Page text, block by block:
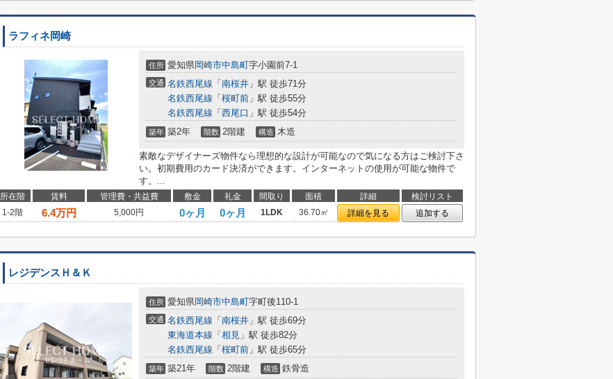
ラフィネ岡崎
住所 愛知県岡崎市中島町字小園前7-1
交通 名鉄西尾線 「 南桜井 」駅 徒歩71分
名鉄西尾線 「 桜町前 」駅 徒歩55分
名鉄西尾線 「 西尾口 」駅 徒歩54分
築年 築2年 階数 2階建 構造 木造
素敵なデザイナーズ物件なら理想的な設計が可能なので気になる方はご検討下さ
い。初期費用のカード決済ができます。インターネットの使用が可能な物件で
す。...
所在階 賃料 管理費・共益費 敷金 礼金 間取り 面積 詳細
検討リスト
1-2階
6.4万円 5,000円 0ヶ月 0ヶ月 1LDK 36.70㎡ 詳細を見る 追加する
レジデンスＨ＆Ｋ
住所 愛知県岡崎市中島町字町後110-1
交通 名鉄西尾線 「 南桜井 」駅 徒歩69分
東海道本線 「 相見 」駅 徒歩82分
名鉄西尾線 「 桜町前 」駅 徒歩65分
築年 築21年 階数 2階建 構造 鉄骨造